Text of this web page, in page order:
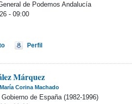
de Podemos Andalucía
- 09:00
Perfil
Márquez
María Corina Machado
de España (1982-1996)